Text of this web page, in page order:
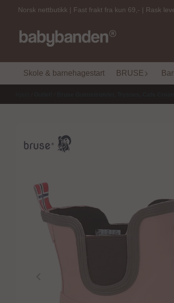
Hopp til innhold
Norsk nettbutikk | Fast frakt fra kun 69,- | Rask
Skole & barnehagestart BRUSE